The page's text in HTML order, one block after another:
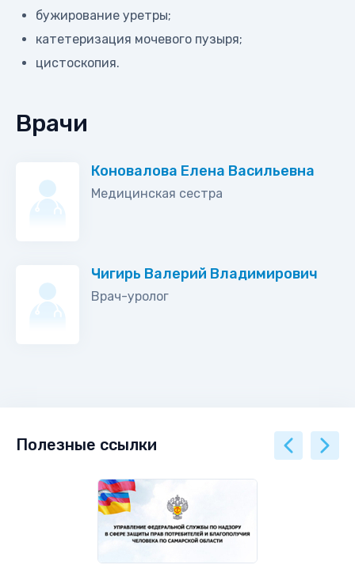
бужирование уретры;
катетеризация мочевого пузыря;
цистоскопия.
Врачи
Коновалова Елена Васильевна
Медицинская сестра
Чигирь Валерий Владимирович
Врач-уролог
Полезные ссылки